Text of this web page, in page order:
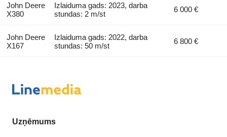
John Deere
X380
Izlaiduma gads: 2023, darba
stundas: 2 m/st
6 000 €
John Deere
X167
Izlaiduma gads: 2022, darba
stundas: 50 m/st
6 800 €
Uzņēmums